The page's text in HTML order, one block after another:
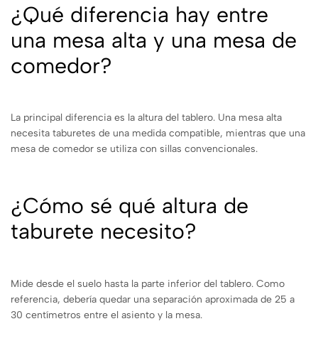
¿Qué diferencia hay entre
una mesa alta y una mesa de
comedor?
La principal diferencia es la altura del tablero. Una mesa alta
necesita taburetes de una medida compatible, mientras que una
mesa de comedor se utiliza con sillas convencionales.
¿Cómo sé qué altura de
taburete necesito?
Mide desde el suelo hasta la parte inferior del tablero. Como
referencia, debería quedar una separación aproximada de 25 a
30 centímetros entre el asiento y la mesa.